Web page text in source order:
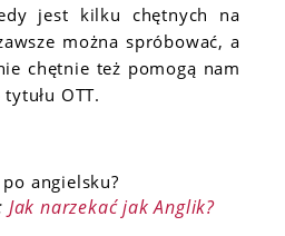
jest kilku chętnych na
można spróbować, a
chętnie też pomogą nam
OTT.
Jak narzekać jak Anglik?